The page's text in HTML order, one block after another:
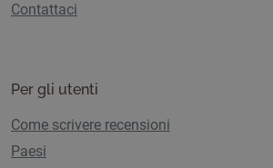
Contattaci
Per gli utenti
Come scrivere recensioni
Paesi